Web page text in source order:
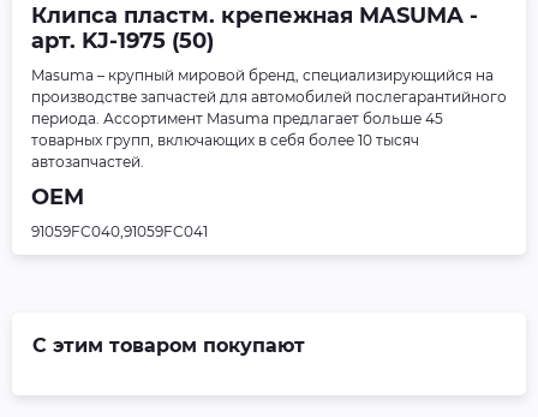
Клипса пластм. крепежная MASUMA -
арт. KJ-1975 (50)
Masuma – крупный мировой бренд, специализирующийся на
производстве запчастей для автомобилей послегарантийного
периода. Ассортимент Masuma предлагает больше 45
товарных групп, включающих в себя более 10 тысяч
автозапчастей.
OEM
91059FC040,91059FC041
С этим товаром покупают